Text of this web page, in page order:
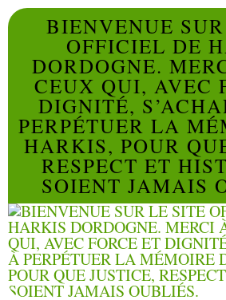
BIENVENUE
OFFICIEL DE
DORDOGNE.
CEUX QUI, AVEC
DIGNITÉ,
PERPÉTUER LA
HARKIS, POUR
RESPECT ET
SOIENT JAMAIS